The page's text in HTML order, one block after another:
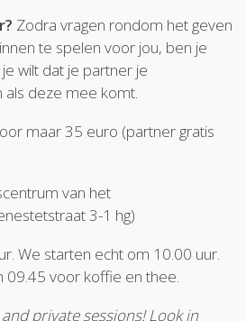
Zodra vragen rondom het geven
te spelen voor jou, ben je
wilt dat je partner je
deze mee komt.
maar 35 euro (partner gratis
van het
3-1 hg)
We starten echt om 10.00 uur.
09.45 voor koffie en thee.
private sessions! Look in